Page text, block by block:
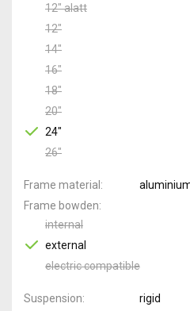
12" alatt
12"
14"
16"
18"
20"
24"
26"
Frame material
Frame bowden
internal
external
electric compatible
Suspension
rigid